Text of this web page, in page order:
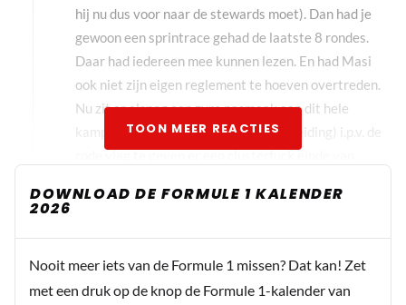
hij nu dus voor naar de stewards moet). Dan had je
gewoon een sprintrace gehad de laatste 8 rondes.
Daar had iedereen mee kunnen lezen. En had Masi
ook niet zijn eigen reglement te hoeven overtreden.
Nu zit er alsnog een zure nasmaak aan dit hele
kampioenschap, omdat 1 iemand (de leiding) i.p.v. de
rode vlag te geven er een clusterfuck einde van
TOON MEER REACTIES
DOWNLOAD DE FORMULE 1 KALENDER
2026
Nooit meer iets van de Formule 1 missen? Dat kan! Zet
met een druk op de knop de Formule 1-kalender van